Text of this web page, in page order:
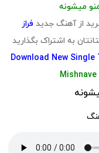
میشونه
از آهنگ جدید فراز
به اشتراک بگذارید
Download New Single
Mishnave